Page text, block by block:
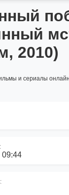
2010)
и сериалы онлайн
09:44